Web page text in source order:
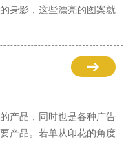
身影，这些漂亮的图案就
产品，同时也是各种广告
产品。若单从印花的角度